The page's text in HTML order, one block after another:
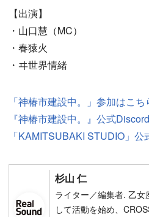
【出演】
・山口慧（MC）
・春猿火
・ヰ世界情緒
「神椿市建設中。」参加はこち
『神椿市建設中。』公式
「KAMITSUBAKI STUDIO」
杉山 仁
ライター／編集者. 乙女
して活動を始め、